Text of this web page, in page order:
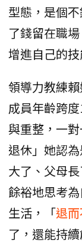
型態，是個
了錢留在職
增進自己的
領導力教練
成員年齡跨
與重整，一
退休」她認
大了、父母
餘裕地思考
生活，「退
了，還能持